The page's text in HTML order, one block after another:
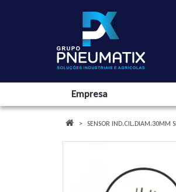
Empresa
SENSOR IND.CIL.DIAM.30MM